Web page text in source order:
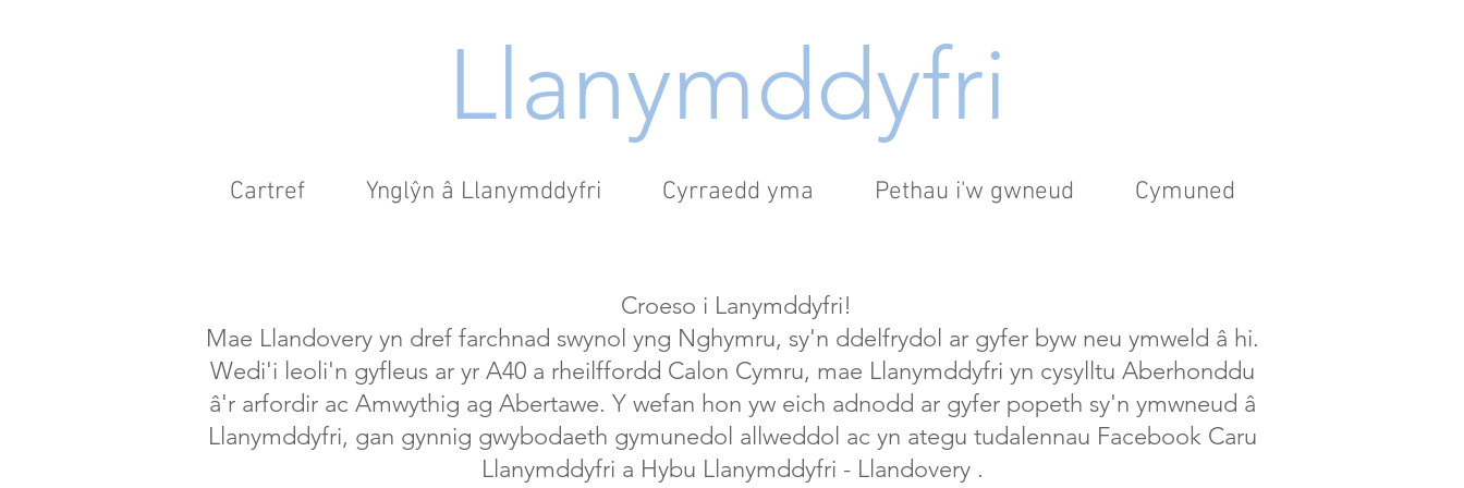
Llanymddyfri
Cartref Ynglŷn â Llanymddyfri Cyrraedd yma Pethau i'w gwneud Cymuned
Croeso i Lanymddyfri!
Mae Llandovery yn dref farchnad swynol yng Nghymru, sy'n ddelfrydol ar gyfer byw neu ymweld â hi.
Wedi'i leoli'n gyfleus ar yr A40 a rheilffordd Calon Cymru, mae Llanymddyfri yn cysylltu Aberhonddu
â'r arfordir ac Amwythig ag Abertawe. Y wefan hon yw eich adnodd ar gyfer popeth sy'n ymwneud â
Llanymddyfri, gan gynnig gwybodaeth gymunedol allweddol ac yn ategu tudalennau Facebook Caru
Llanymddyfri a Hybu Llanymddyfri - Llandovery .